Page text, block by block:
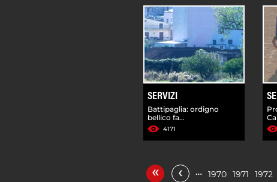
SERVIZI
Battipaglia: ordigno
bellico fa...
4171
« ‹ … 1970 1971 1972